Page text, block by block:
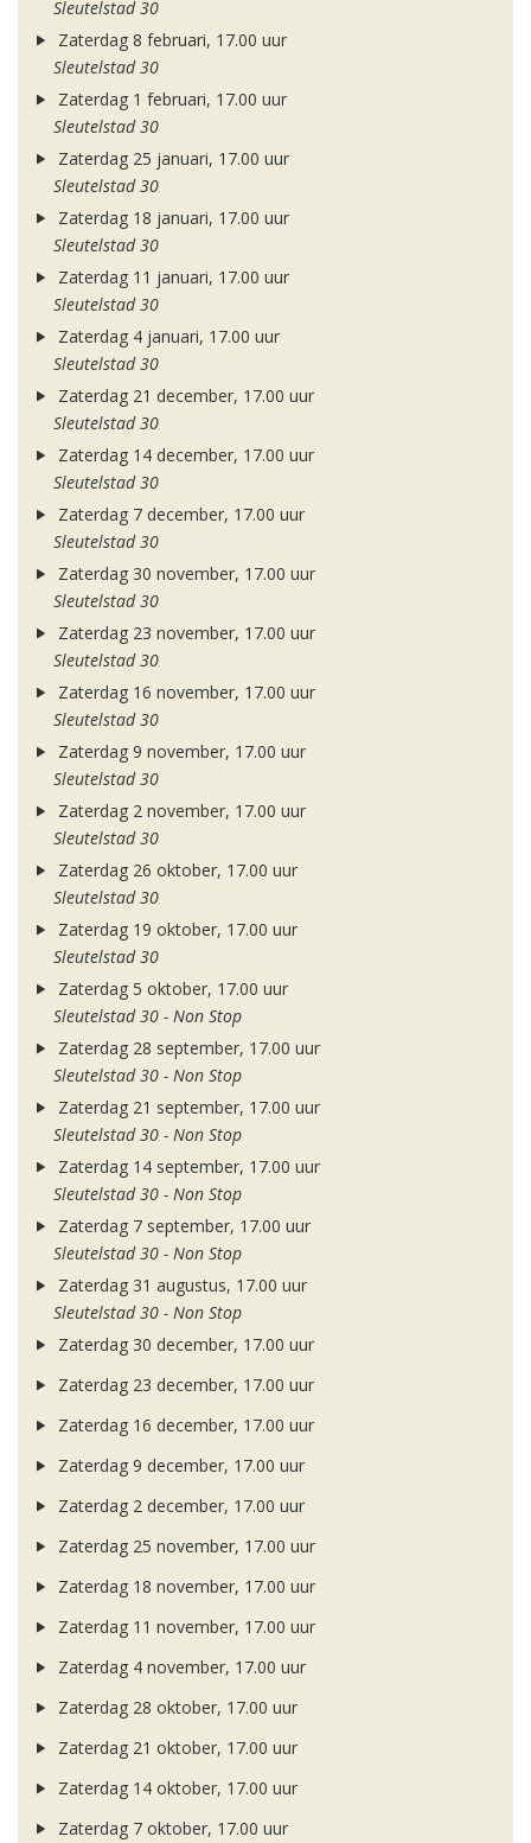
Sleutelstad 30
Zaterdag 8 februari, 17.00 uur
Sleutelstad 30
Zaterdag 1 februari, 17.00 uur
Sleutelstad 30
Zaterdag 25 januari, 17.00 uur
Sleutelstad 30
Zaterdag 18 januari, 17.00 uur
Sleutelstad 30
Zaterdag 11 januari, 17.00 uur
Sleutelstad 30
Zaterdag 4 januari, 17.00 uur
Sleutelstad 30
Zaterdag 21 december, 17.00 uur
Sleutelstad 30
Zaterdag 14 december, 17.00 uur
Sleutelstad 30
Zaterdag 7 december, 17.00 uur
Sleutelstad 30
Zaterdag 30 november, 17.00 uur
Sleutelstad 30
Zaterdag 23 november, 17.00 uur
Sleutelstad 30
Zaterdag 16 november, 17.00 uur
Sleutelstad 30
Zaterdag 9 november, 17.00 uur
Sleutelstad 30
Zaterdag 2 november, 17.00 uur
Sleutelstad 30
Zaterdag 26 oktober, 17.00 uur
Sleutelstad 30
Zaterdag 19 oktober, 17.00 uur
Sleutelstad 30
Zaterdag 5 oktober, 17.00 uur
Sleutelstad 30 - Non Stop
Zaterdag 28 september, 17.00 uur
Sleutelstad 30 - Non Stop
Zaterdag 21 september, 17.00 uur
Sleutelstad 30 - Non Stop
Zaterdag 14 september, 17.00 uur
Sleutelstad 30 - Non Stop
Zaterdag 7 september, 17.00 uur
Sleutelstad 30 - Non Stop
Zaterdag 31 augustus, 17.00 uur
Sleutelstad 30 - Non Stop
Zaterdag 30 december, 17.00 uur
Zaterdag 23 december, 17.00 uur
Zaterdag 16 december, 17.00 uur
Zaterdag 9 december, 17.00 uur
Zaterdag 2 december, 17.00 uur
Zaterdag 25 november, 17.00 uur
Zaterdag 18 november, 17.00 uur
Zaterdag 11 november, 17.00 uur
Zaterdag 4 november, 17.00 uur
Zaterdag 28 oktober, 17.00 uur
Zaterdag 21 oktober, 17.00 uur
Zaterdag 14 oktober, 17.00 uur
Zaterdag 7 oktober, 17.00 uur